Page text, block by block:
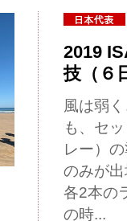
2019
技（
風は弱
も、セ
レー）
のみが
各2本の
の時...